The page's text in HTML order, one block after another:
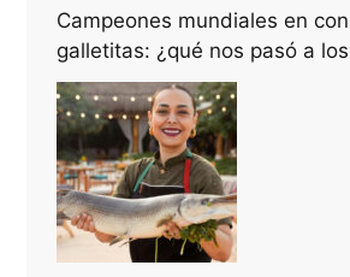
Campeones mundiales en
galletitas: ¿qué nos pasó a